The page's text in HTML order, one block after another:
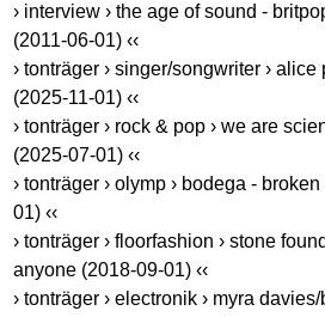
› interview › the age of sound -
(2011-06-01) ‹‹
› tonträger › singer/songwriter ›
(2025-11-01) ‹‹
› tonträger › rock & pop › we are
(2025-07-01) ‹‹
› tonträger › olymp › bodega -
01) ‹‹
› tonträger › floorfashion › stone
anyone (2018-09-01) ‹‹
› tonträger › electronik › myra